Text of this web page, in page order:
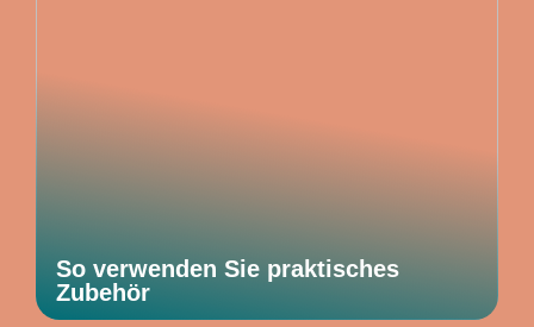
So verwenden Sie praktisches
Zubehör